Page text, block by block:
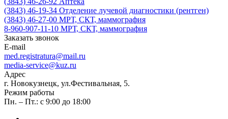
(3843) 46-19-34 Отделение лучевой диагностики (рентген)
(3843) 46-27-00 МРТ, СКТ, маммография
8-960-907-11-10 МРТ, СКТ, маммография
Заказать звонок
E-mail
med.registratura@mail.ru
media-service@kuz.ru
Адрес
г. Новокузнецк, ул.Фестивальная, 5.
Режим работы
Пн. – Пт.: с 9:00 до 18:00